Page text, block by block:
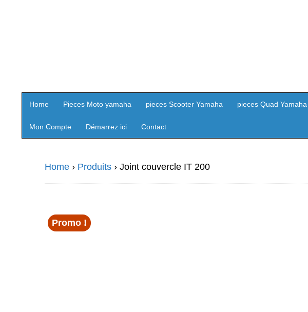
Home Pieces Moto yamaha pieces Scooter Yamaha pieces Quad Yamaha
Mon Compte Démarrez ici Contact
Home › Produits › Joint couvercle IT 200
Promo !